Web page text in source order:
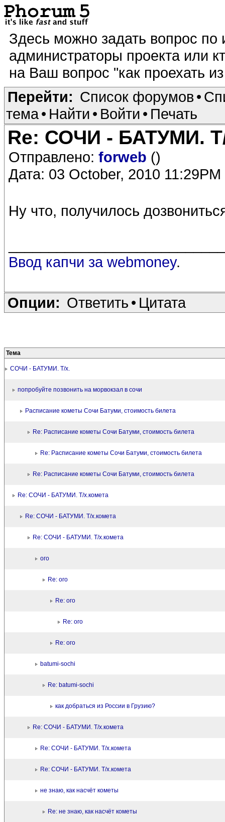
Здесь можно задать вопрос
администраторы проекта или
на Ваш вопрос "как проехать
Перейти: Список форумов•
тема• Найти • Войти • Печать
Re: СОЧИ - БАТУМИ.
Отправлено: forweb ()
Дата: 03 October, 2010 11:29PM
Ну что, получилось
Ввод капчи за webmoney.
Опции: Ответить • Цитата
Тема
СОЧИ - БАТУМИ. Т/х.
попробуйте позвонить на морвокзал в сочи
Расписание кометы Сочи Батуми, стоимость билета
Re: Расписание кометы Сочи Батуми, стоимость билета
Re: Расписание кометы Сочи Батуми, стоимость билета
Re: Расписание кометы Сочи Батуми, стоимость билета
Re: СОЧИ - БАТУМИ. Т/х.комета
Re: СОЧИ - БАТУМИ. Т/х.комета
Re: СОЧИ - БАТУМИ. Т/х.комета
ого
Re: ого
Re: ого
Re: ого
Re: ого
batumi-sochi
Re: batumi-sochi
как добраться из России в Грузию?
Re: СОЧИ - БАТУМИ. Т/х.комета
Re: СОЧИ - БАТУМИ. Т/х.комета
Re: СОЧИ - БАТУМИ. Т/х.комета
не знаю, как насчёт кометы
Re: не знаю, как насчёт кометы